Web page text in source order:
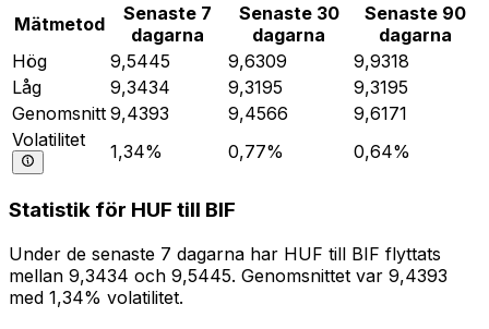
Mätmetod
Senaste 7
dagarna
Senaste 30
dagarna
Senaste 90
dagarna
Hög
9,5445 9,6309
9,9318
Låg
9,3434 9,3195
9,3195
Genomsnitt 9,4393 9,4566
9,6171
Volatilitet
1,34% 0,77% 0,64%
Statistik för HUF till BIF
Under de senaste 7 dagarna har HUF till BIF flyttats
mellan 9,3434 och 9,5445. Genomsnittet var 9,4393
med 1,34% volatilitet.